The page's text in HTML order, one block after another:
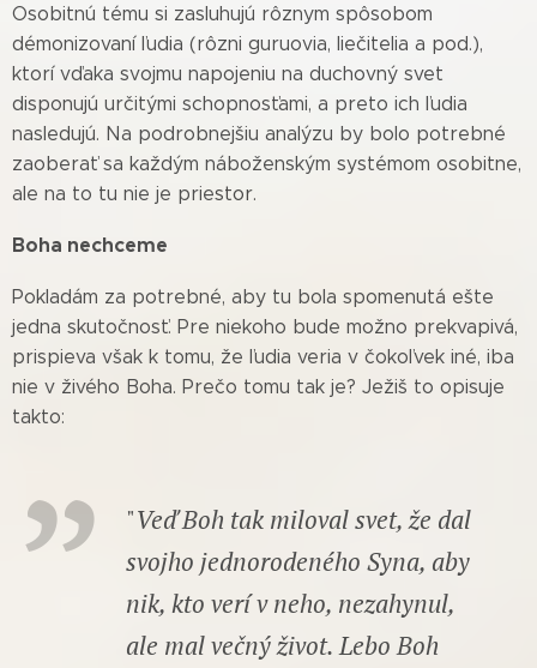
Osobitnú tému si zasluhujú rôznym spôsobom
démonizovaní ľudia (rôzni guruovia, liečitelia a pod.),
ktorí vďaka svojmu napojeniu na duchovný svet
disponujú určitými schopnosťami, a preto ich ľudia
nasledujú. Na podrobnejšiu analýzu by bolo potrebné
zaoberať sa každým náboženským systémom osobitne,
ale na to tu nie je priestor.
Boha nechceme
Pokladám za potrebné, aby tu bola spomenutá ešte
jedna skutočnosť. Pre niekoho bude možno prekvapivá,
prispieva však k tomu, že ľudia veria v čokoľvek iné, iba
nie v živého Boha. Prečo tomu tak je? Ježiš to opisuje
takto:
"Veď Boh tak miloval svet, že dal
svojho jednorodeného Syna, aby
nik, kto verí v neho, nezahynul,
ale mal večný život. Lebo Boh